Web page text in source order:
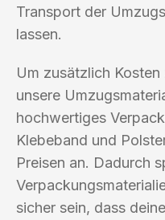
Transport der
lassen.
Um zusätzlich
unsere
hochwertiges
Klebeband und
Preisen an. Dadurch
sicher sein, dass